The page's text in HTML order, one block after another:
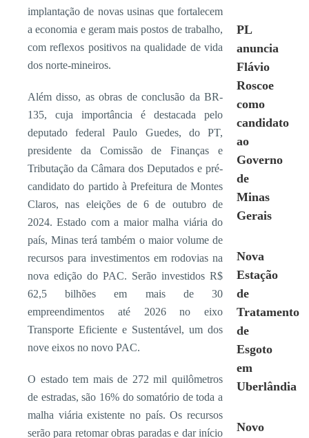
implantação de novas usinas que fortalecem
a economia e geram mais postos de trabalho,
com reflexos positivos na qualidade de vida
dos norte-mineiros.
Além disso, as obras de conclusão da BR-
135, cuja importância é destacada pelo
deputado federal Paulo Guedes, do PT,
presidente da Comissão de Finanças e
Tributação da Câmara dos Deputados e pré-
candidato do partido à Prefeitura de Montes
Claros, nas eleições de 6 de outubro de
2024. Estado com a maior malha viária do
país, Minas terá também o maior volume de
recursos para investimentos em rodovias na
nova edição do PAC. Serão investidos R$
62,5 bilhões em mais de 30
empreendimentos até 2026 no eixo
Transporte Eficiente e Sustentável, um dos
nove eixos no novo PAC.
O estado tem mais de 272 mil quilômetros
de estradas, são 16% do somatório de toda a
malha viária existente no país. Os recursos
serão para retomar obras paradas e dar início
PL
anuncia
Flávio
Roscoe
como
candidato
ao
Governo
de
Minas
Gerais
Nova
Estação
de
Tratamento
de
Esgoto
em
Uberlândia
Novo